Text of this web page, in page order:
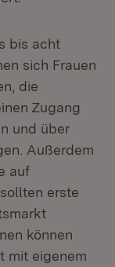
bis acht
sich Frauen
die
Zugang
und über
Außerdem
auf
erste
können
mit eigenem